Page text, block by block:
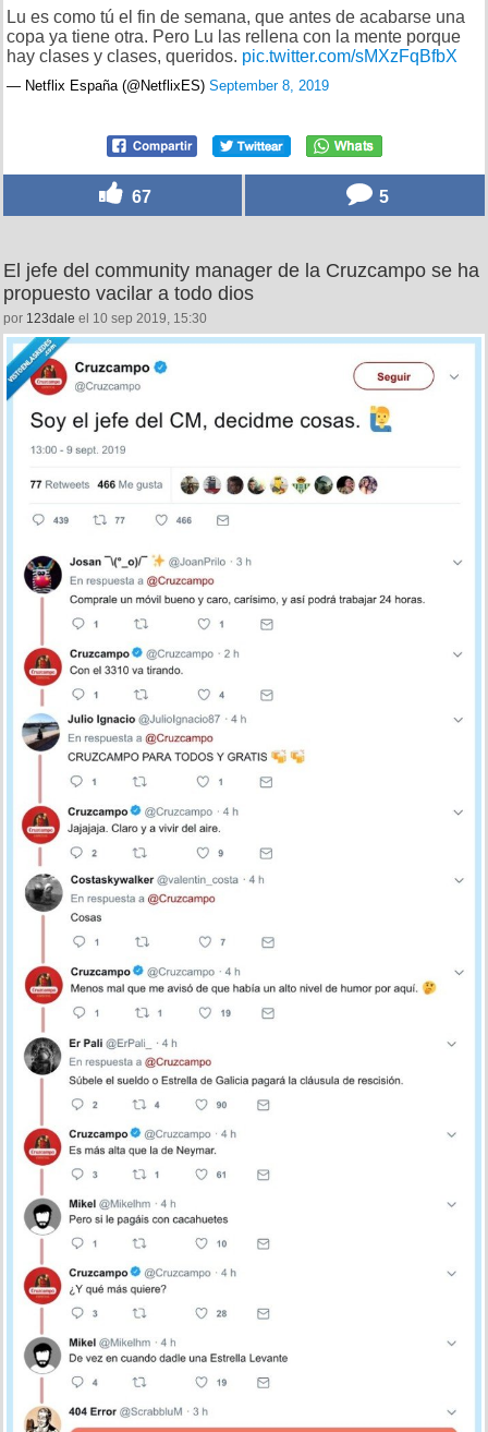
Lu es como tú el fin de semana, que antes de acabarse una
copa ya tiene otra. Pero Lu las rellena con la mente porque
hay clases y clases, queridos. pic.twitter.com/sMXzFqBfbX
— Netflix España (@NetflixES) September 8, 2019
67 5
El jefe del community manager de la Cruzcampo se ha
propuesto vacilar a todo dios
por 123dale el 10 sep 2019, 15:30